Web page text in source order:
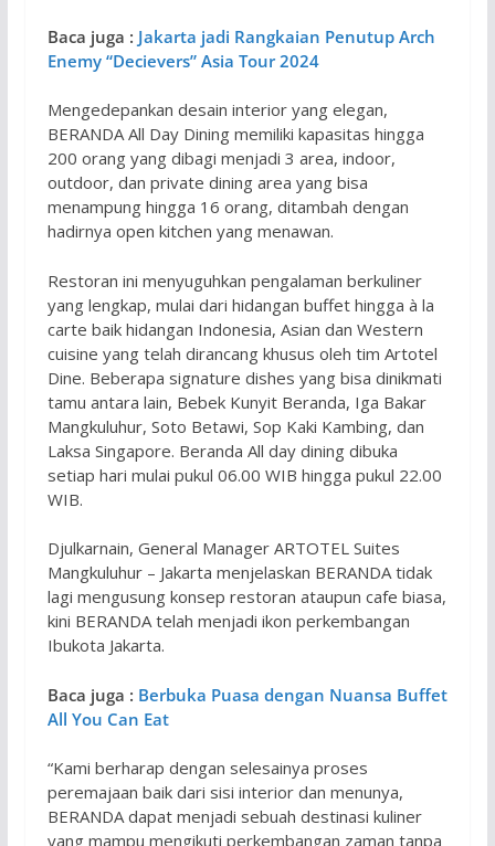
Baca juga : Jakarta jadi Rangkaian Penutup Arch
Enemy “Decievers” Asia Tour 2024
Mengedepankan desain interior yang elegan,
BERANDA All Day Dining memiliki kapasitas hingga
200 orang yang dibagi menjadi 3 area, indoor,
outdoor, dan private dining area yang bisa
menampung hingga 16 orang, ditambah dengan
hadirnya open kitchen yang menawan.
Restoran ini menyuguhkan pengalaman berkuliner
yang lengkap, mulai dari hidangan buffet hingga à la
carte baik hidangan Indonesia, Asian dan Western
cuisine yang telah dirancang khusus oleh tim Artotel
Dine. Beberapa signature dishes yang bisa dinikmati
tamu antara lain, Bebek Kunyit Beranda, Iga Bakar
Mangkuluhur, Soto Betawi, Sop Kaki Kambing, dan
Laksa Singapore. Beranda All day dining dibuka
setiap hari mulai pukul 06.00 WIB hingga pukul 22.00
WIB.
Djulkarnain, General Manager ARTOTEL Suites
Mangkuluhur – Jakarta menjelaskan BERANDA tidak
lagi mengusung konsep restoran ataupun cafe biasa,
kini BERANDA telah menjadi ikon perkembangan
Ibukota Jakarta.
Baca juga : Berbuka Puasa dengan Nuansa Buffet
All You Can Eat
“Kami berharap dengan selesainya proses
peremajaan baik dari sisi interior dan menunya,
BERANDA dapat menjadi sebuah destinasi kuliner
yang mampu mengikuti perkembangan zaman tanpa